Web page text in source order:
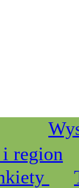
region